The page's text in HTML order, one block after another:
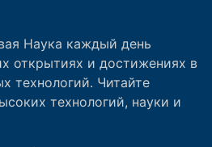
Наука каждый день
открытиях и достижениях в
технологий. Читайте
технологий, науки и